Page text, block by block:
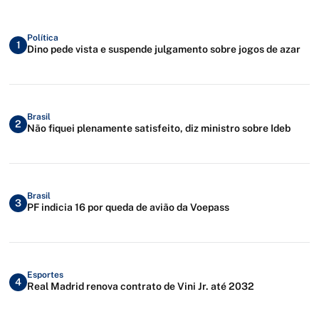
1
Política
Dino pede vista e suspende julgamento sobre jogos de azar
2
Brasil
Não fiquei plenamente satisfeito, diz ministro sobre Ideb
3
Brasil
PF indicia 16 por queda de avião da Voepass
4
Esportes
Real Madrid renova contrato de Vini Jr. até 2032